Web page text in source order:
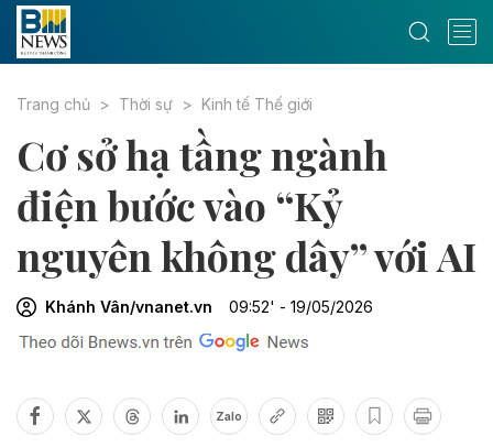
Trang chủ Thời sự Kinh tế Thế giới
Cơ sở hạ tầng ngành
điện bước vào “Kỷ
nguyên không dây” với AI
Khánh Vân/vnanet.vn 09:52' - 19/05/2026
Zalo